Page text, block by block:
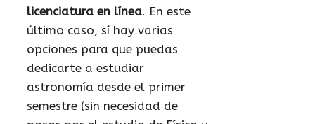
licenciatura en línea. En este
último caso, sí hay varias
opciones para que puedas
dedicarte a estudiar
astronomía desde el primer
semestre (sin necesidad de